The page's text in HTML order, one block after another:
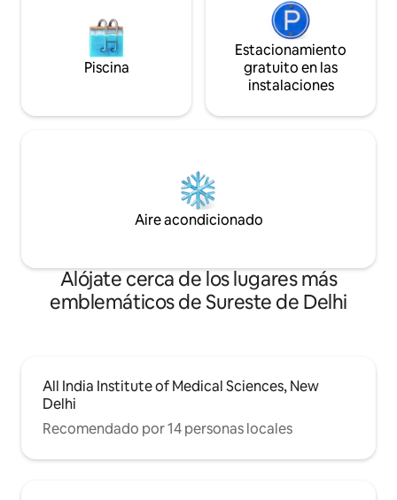
Piscina
Estacionamiento
gratuito en las
instalaciones
Aire acondicionado
Alójate cerca de los lugares más
emblemáticos de Sureste de Delhi
All India Institute of Medical Sciences, New
Delhi
Recomendado por 14 personas locales